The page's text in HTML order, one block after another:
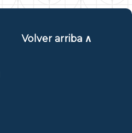
Volver arriba ∧